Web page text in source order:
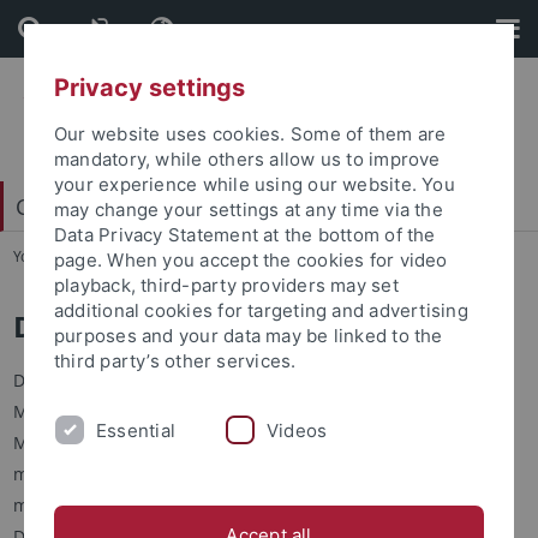
Skip
to
content
Skip
to
footer
China Centrum Tübingen (CCT)
You are here: Startseite ... Zur Person Dr. Erich Paulun
Dr. Erich Paulun
Der 1862 in Pasewalk geborene Erich Paulun kam 1893 als
Marinearzt nach Shanghai, wo er im selben Jahr aus der
Marine austrat und sich als Arzt niederließ. 1900 gründete er
mit Spendengeldern in Shanghai das Tongji-Hospital für
mittellose Chinesen. An das Hospital wurden 1907 die
Privacy settings
Our website uses cookies. Some of them are
mandatory, while others allow us to improve
your experience while using our website. You
may change your settings at any time via the
Data Privacy Statement at the bottom of the
page. When you accept the cookies for video
playback, third-party providers may set
additional cookies for targeting and advertising
purposes and your data may be linked to the
third party’s other services.
Essential Videos